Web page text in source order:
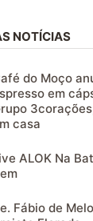
NOTÍCIAS
do Moço
em
casa
ALOK Na
Fábio de